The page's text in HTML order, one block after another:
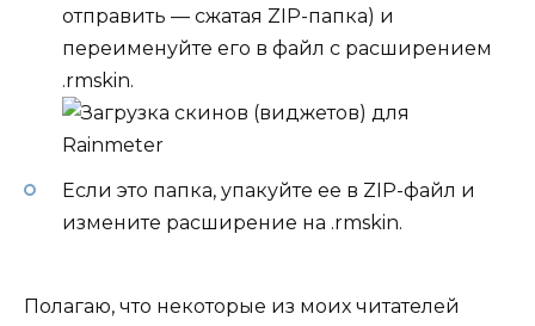
отправить — сжатая ZIP-папка) и
переименуйте его в файл с расширением
.rmskin.
Если это папка, упакуйте ее в ZIP-файл и
измените расширение на .rmskin.
Полагаю, что некоторые из моих читателей